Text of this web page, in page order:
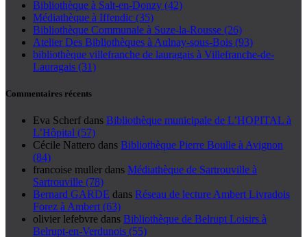
Bibliothèque à Salt-en-Donzy (42)
Médiathèque à Iffendic (35)
Bibliothèque Communale à Suze-la-Rousse (26)
Atelier Des Bibliothèques à Aulnay-sous-Bois (93)
bibliothèque villefranche de lauragais à Villefranche-de-
Lauragais (31)
Commentaires récents
Eva Scherf dans Bibliothèque municipale de L’HOPITAL à
L’Hôpital (57)
Cécile Nattero dans Bibliothèque Pierre Boulle à Avignon
(84)
francoise muller dans Médiathèque de Sartrouville à
Sartrouville (78)
Bernard GARDE dans Réseau de lecture Ambert Livradois
Forez à Ambert (63)
olivier lefebvre dans Bibliothèque de Belrupt Loisirs à
Belrupt-en-Verdunois (55)